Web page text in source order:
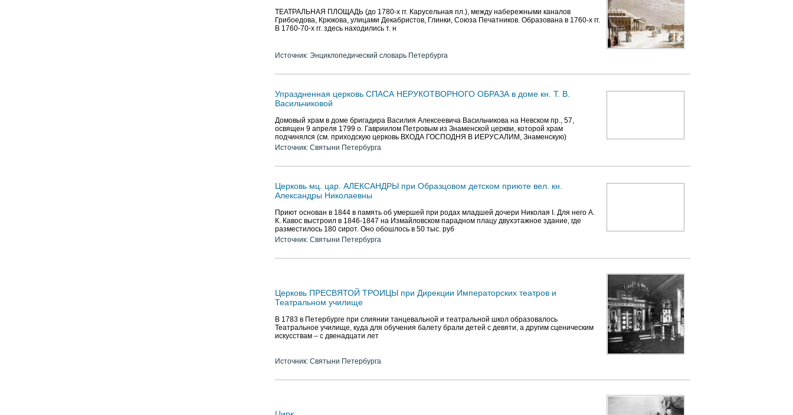
ТЕАТРАЛЬНАЯ ПЛОЩАДЬ (до 1780-х гг. Карусельная пл.), между набережными каналов
Грибоедова, Крюкова, улицами Декабристов, Глинки, Союза Печатников. Образована в 1760-х гг.
В 1760-70-х гг. здесь находились т. н
Источник: Энциклопедический словарь Петербурга
Упраздненная церковь СПАСА НЕРУКОТВОРНОГО ОБРАЗА в доме кн. Т. В.
Васильчиковой
Домовый храм в доме бригадира Василия Алексеевича Васильчикова на Невском пр., 57,
освящен 9 апреля 1799 о. Гавриилом Петровым из Знаменской церкви, которой храм
подчинялся (см. приходскую церковь ВХОДА ГОСПОДНЯ В ИЕРУСАЛИМ, Знаменскую)
Источник: Святыни Петербурга
Церковь мц. цар. АЛЕКСАНДРЫ при Образцовом детском приюте вел. кн.
Александры Николаевны
Приют основан в 1844 в память об умершей при родах младшей дочери Николая I. Для него А.
К. Кавос выстроил в 1846-1847 на Измайловском парадном плацу двухэтажное здание, где
разместилось 180 сирот. Оно обошлось в 50 тыс. руб
Источник: Святыни Петербурга
Церковь ПРЕСВЯТОЙ ТРОИЦЫ при Дирекции Императорских театров и
Театральном училище
В 1783 в Петербурге при слиянии танцевальной и театральной школ образовалось
Театральное училище, куда для обучения балету брали детей с девяти, а другим сценическим
искусствам – с двенадцати лет
Источник: Святыни Петербурга